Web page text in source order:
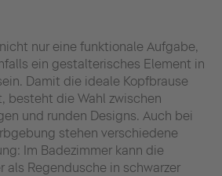
nur eine funktionale Aufgabe,
ein gestalterisches Element in
Damit die ideale Kopfbrause
besteht die Wahl zwischen
und runden Designs. Auch bei
stehen verschiedene
Im Badezimmer kann die
als Regendusche in schwarzer